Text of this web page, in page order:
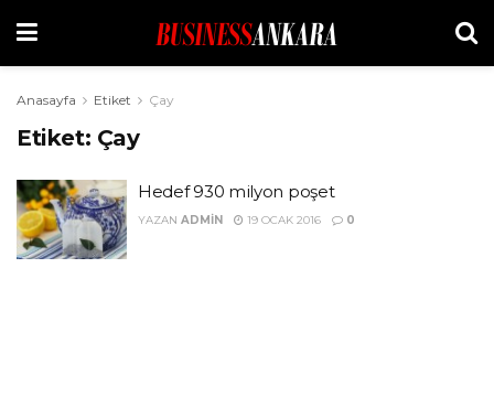
Anasayfa Etiket Çay
Etiket: Çay
Hedef 930 milyon poşet
YAZAN ADMIN 19 OCAK 2016 0